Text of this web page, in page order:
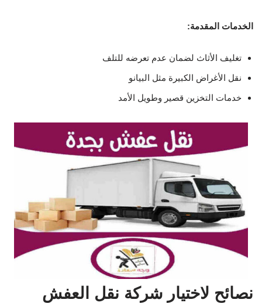
الخدمات المقدمة:
تغليف الأثاث لضمان عدم تعرضه للتلف
نقل الأغراض الكبيرة مثل البيانو
خدمات التخزين قصير وطويل الأمد
نصائح لاختيار شركة نقل العفش